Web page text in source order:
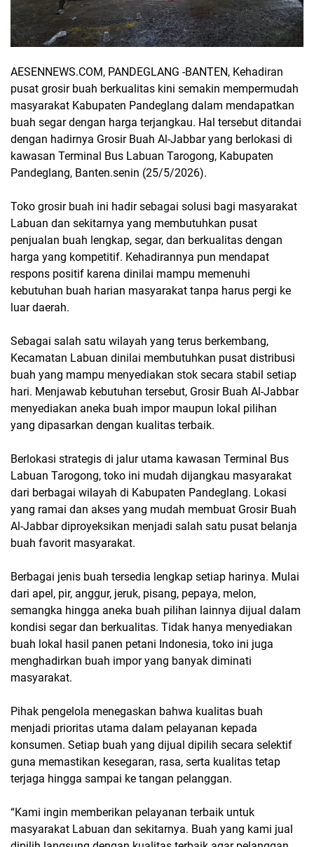
AESENNEWS.COM, PANDEGLANG -BANTEN, Kehadiran
pusat grosir buah berkualitas kini semakin mempermudah
masyarakat Kabupaten Pandeglang dalam mendapatkan
buah segar dengan harga terjangkau. Hal tersebut ditandai
dengan hadirnya Grosir Buah Al-Jabbar yang berlokasi di
kawasan Terminal Bus Labuan Tarogong, Kabupaten
Pandeglang, Banten.senin (25/5/2026).
Toko grosir buah ini hadir sebagai solusi bagi masyarakat
Labuan dan sekitarnya yang membutuhkan pusat
penjualan buah lengkap, segar, dan berkualitas dengan
harga yang kompetitif. Kehadirannya pun mendapat
respons positif karena dinilai mampu memenuhi
kebutuhan buah harian masyarakat tanpa harus pergi ke
luar daerah.
Sebagai salah satu wilayah yang terus berkembang,
Kecamatan Labuan dinilai membutuhkan pusat distribusi
buah yang mampu menyediakan stok secara stabil setiap
hari. Menjawab kebutuhan tersebut, Grosir Buah Al-Jabbar
menyediakan aneka buah impor maupun lokal pilihan
yang dipasarkan dengan kualitas terbaik.
Berlokasi strategis di jalur utama kawasan Terminal Bus
Labuan Tarogong, toko ini mudah dijangkau masyarakat
dari berbagai wilayah di Kabupaten Pandeglang. Lokasi
yang ramai dan akses yang mudah membuat Grosir Buah
Al-Jabbar diproyeksikan menjadi salah satu pusat belanja
buah favorit masyarakat.
Berbagai jenis buah tersedia lengkap setiap harinya. Mulai
dari apel, pir, anggur, jeruk, pisang, pepaya, melon,
semangka hingga aneka buah pilihan lainnya dijual dalam
kondisi segar dan berkualitas. Tidak hanya menyediakan
buah lokal hasil panen petani Indonesia, toko ini juga
menghadirkan buah impor yang banyak diminati
masyarakat.
Pihak pengelola menegaskan bahwa kualitas buah
menjadi prioritas utama dalam pelayanan kepada
konsumen. Setiap buah yang dijual dipilih secara selektif
guna memastikan kesegaran, rasa, serta kualitas tetap
terjaga hingga sampai ke tangan pelanggan.
“Kami ingin memberikan pelayanan terbaik untuk
masyarakat Labuan dan sekitarnya. Buah yang kami jual